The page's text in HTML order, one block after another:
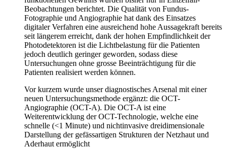
Beobachtungen berichtet. Die Qualität von Fundus-
Fotographie und Angiographie hat dank des Einsatzes
digitaler Verfahren eine ausreichend hohe Aussagekraft bereits
seit längerem erreicht, dank der hohen Empfindlichkeit der
Photodetektoren ist die Lichtbelastung für die Patienten
jedoch deutlich geringer geworden, sodass diese
Untersuchungen ohne grosse Beeinträchtigung für die
Patienten realisiert werden können.
Vor kurzem wurde unser diagnostisches Arsenal mit einer
neuen Untersuchungsmethode ergänzt: die OCT-
Angiographie (OCT-A). Die OCT-A ist eine
Weiterentwicklung der OCT-Technologie, welche eine
schnelle (<1 Minute) und nichtinvasive dreidimensionale
Darstellung der gefässartigen Strukturen der Netzhaut und
Aderhaut ermöglicht